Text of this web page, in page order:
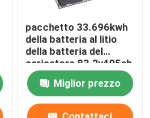
pacchetto 33.696kwh
della batteria al litio
della batteria del
caricatore 83.2v405ah
Miglior prezzo